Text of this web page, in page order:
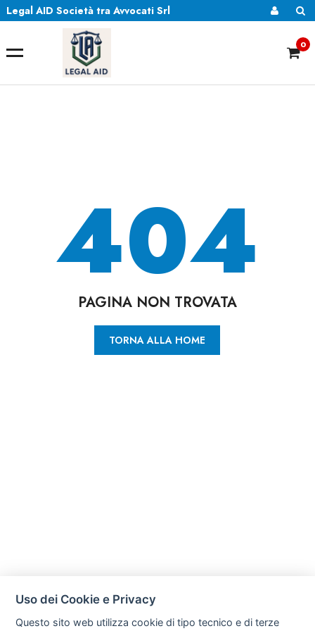
Legal AID Società tra Avvocati Srl
0
404
PAGINA NON TROVATA
TORNA ALLA HOME
Uso dei Cookie e Privacy
Questo sito web utilizza cookie di tipo tecnico e di terze